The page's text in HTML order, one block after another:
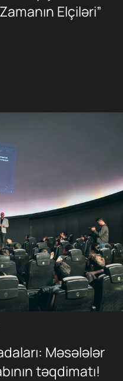
Elçiləri”
Məsələlər
təqdimatı!